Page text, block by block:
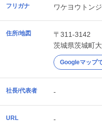
フリガナ ワケヨウトン
住所/地図
〒311-3142
茨城県茨城町
Googleマップ
社長/代表者 -
URL -